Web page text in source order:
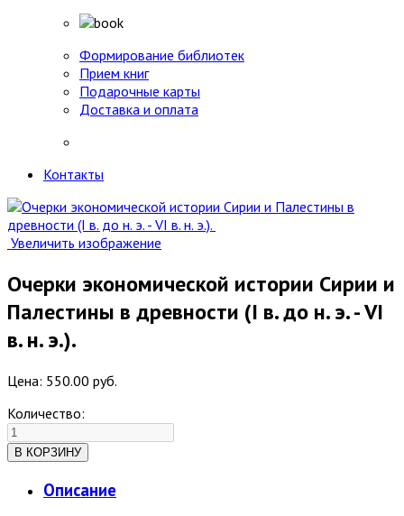
Формирование библиотек
Прием книг
Подарочные карты
Доставка и оплата
Контакты
Увеличить изображение
Очерки экономической истории Сирии и
Палестины в древности (I в. до н. э. - VI
в. н. э.).
Цена: 550.00 руб.
Количество:
Описание